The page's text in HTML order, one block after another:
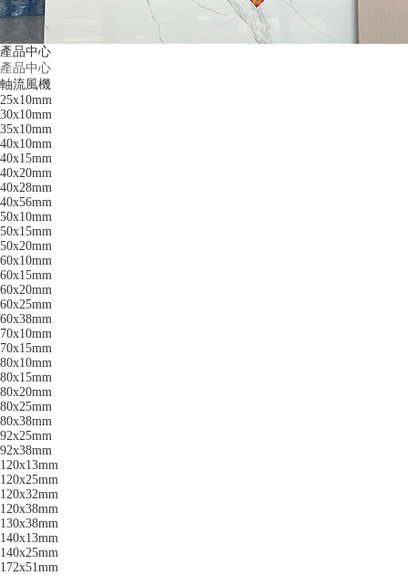
產品中心
產品中心
軸流風機
25x10mm
30x10mm
35x10mm
40x10mm
40x15mm
40x20mm
40x28mm
40x56mm
50x10mm
50x15mm
50x20mm
60x10mm
60x15mm
60x20mm
60x25mm
60x38mm
70x10mm
70x15mm
80x10mm
80x15mm
80x20mm
80x25mm
80x38mm
92x25mm
92x38mm
120x13mm
120x25mm
120x32mm
120x38mm
130x38mm
140x13mm
140x25mm
172x51mm